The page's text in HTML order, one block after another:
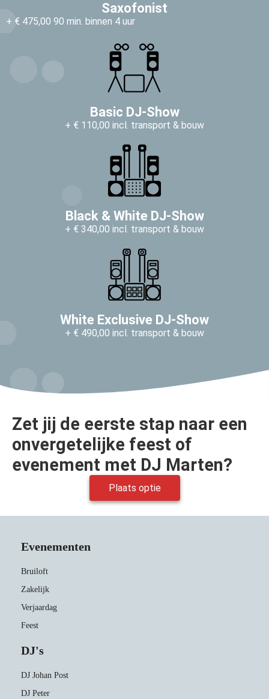
Saxofonist
+ € 475,00 90 min. binnen 4 uur
Basic DJ-Show
+ € 110,00 incl. transport & bouw
Black & White DJ-Show
+ € 340,00 incl. transport & bouw
White Exclusive DJ-Show
+ € 490,00 incl. transport & bouw
Zet jij de eerste stap naar een
onvergetelijke feest of
evenement met DJ Marten?
Plaats optie
Evenementen
Bruiloft
Zakelijk
Verjaardag
Feest
DJ's
DJ Johan Post
DJ Peter